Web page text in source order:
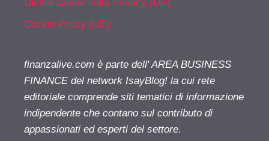
Dichiarazione sulla Privacy (UE)
Cookie Policy (UE)
finanzalive.com è parte dell' AREA BUSINESS
FINANCE del network IsayBlog! la cui rete
editoriale comprende siti tematici di informazione
indipendente che contano sul contributo di
appassionati ed esperti del settore.